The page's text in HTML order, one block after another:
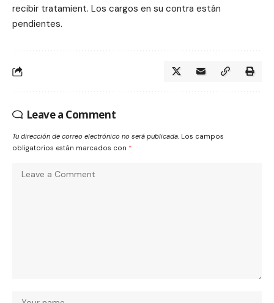
recibir tratamient. Los cargos en su contra están
pendientes.
Leave a Comment
Tu dirección de correo electrónico no será publicada. Los campos
obligatorios están marcados con *